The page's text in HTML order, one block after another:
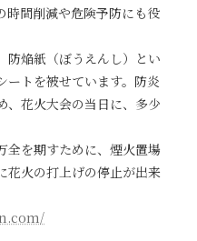
時間削減や危険予防にも役
防焔紙（ぼうえんし）とい
ートを被せています。防炎
、花火大会の当日に、多少
全を期すために、煙火置場
花火の打上げの停止が出来